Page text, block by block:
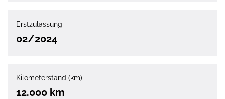
Erstzulassung
02/2024
Kilometerstand (km)
12.000 km